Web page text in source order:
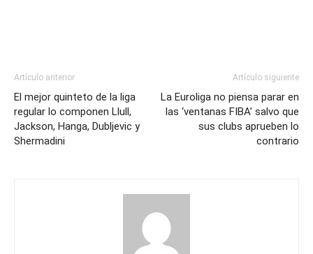
Artículo anterior
El mejor quinteto de la liga
regular lo componen Llull,
Jackson, Hanga, Dubljevic y
Shermadini
Artículo siguiente
La Euroliga no piensa parar en
las ‘ventanas FIBA’ salvo que
sus clubs aprueben lo
contrario